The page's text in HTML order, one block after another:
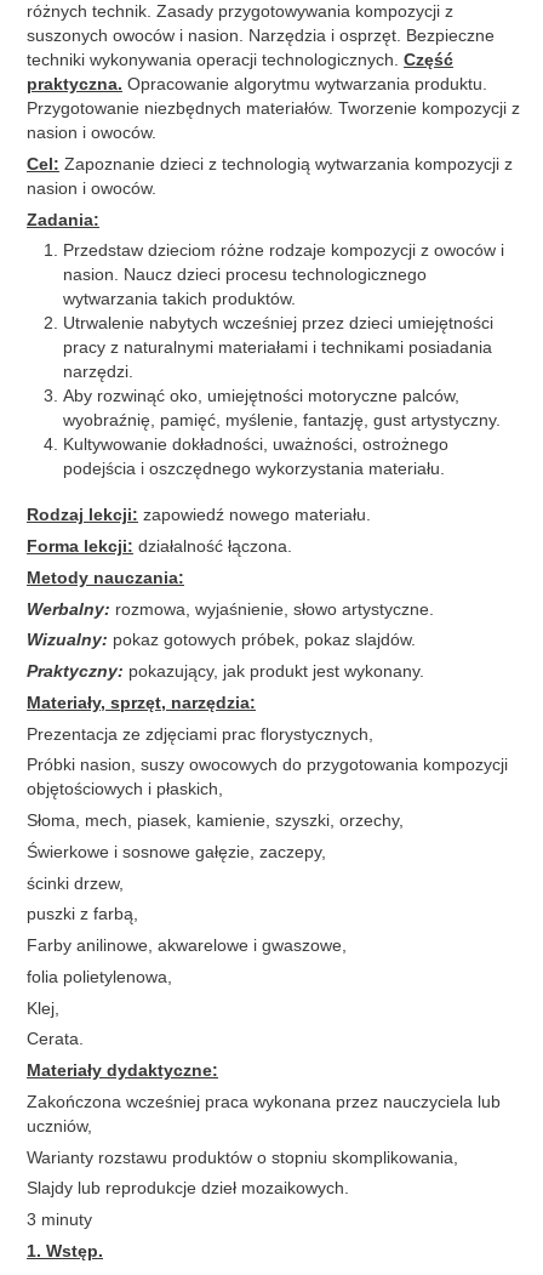
różnych technik. Zasady przygotowywania kompozycji z
suszonych owoców i nasion. Narzędzia i osprzęt. Bezpieczne
techniki wykonywania operacji technologicznych. Część
praktyczna. Opracowanie algorytmu wytwarzania produktu.
Przygotowanie niezbędnych materiałów. Tworzenie kompozycji z
nasion i owoców.
Cel: Zapoznanie dzieci z technologią wytwarzania kompozycji z
nasion i owoców.
Zadania:
Przedstaw dzieciom różne rodzaje kompozycji z owoców i
nasion. Naucz dzieci procesu technologicznego
wytwarzania takich produktów.
Utrwalenie nabytych wcześniej przez dzieci umiejętności
pracy z naturalnymi materiałami i technikami posiadania
narzędzi.
Aby rozwinąć oko, umiejętności motoryczne palców,
wyobraźnię, pamięć, myślenie, fantazję, gust artystyczny.
Kultywowanie dokładności, uważności, ostrożnego
podejścia i oszczędnego wykorzystania materiału.
Rodzaj lekcji: zapowiedź nowego materiału.
Forma lekcji: działalność łączona.
Metody nauczania:
Werbalny: rozmowa, wyjaśnienie, słowo artystyczne.
Wizualny: pokaz gotowych próbek, pokaz slajdów.
Praktyczny: pokazujący, jak produkt jest wykonany.
Materiały, sprzęt, narzędzia:
Prezentacja ze zdjęciami prac florystycznych,
Próbki nasion, suszy owocowych do przygotowania kompozycji
objętościowych i płaskich,
Słoma, mech, piasek, kamienie, szyszki, orzechy,
Świerkowe i sosnowe gałęzie, zaczepy,
ścinki drzew,
puszki z farbą,
Farby anilinowe, akwarelowe i gwaszowe,
folia polietylenowa,
Klej,
Cerata.
Materiały dydaktyczne:
Zakończona wcześniej praca wykonana przez nauczyciela lub
uczniów,
Warianty rozstawu produktów o stopniu skomplikowania,
Slajdy lub reprodukcje dzieł mozaikowych.
3 minuty
1. Wstęp.